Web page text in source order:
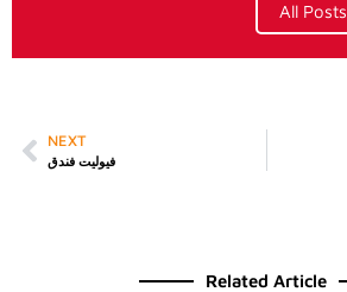
All Posts
NEXT
فيوليت فندق
Related Article